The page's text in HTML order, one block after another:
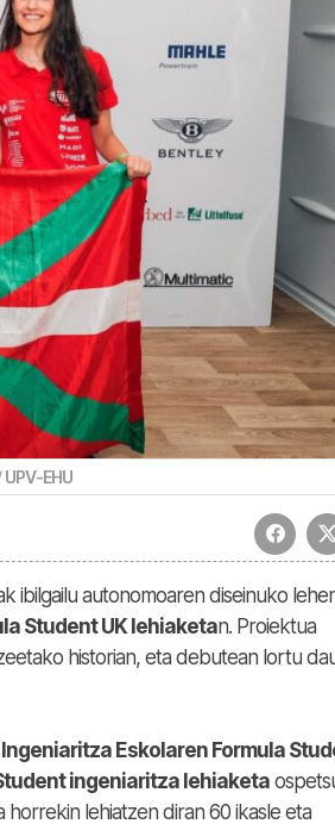
UPV-EHU
ibilgailu autonomoaren diseinuko
Student UK lehiaketan. Proiektua
historian, eta debutean lortu
Ingeniaritza Eskolaren Formula
ingeniaritza lehiaketa
lehiatzen diran 60 ikasle eta